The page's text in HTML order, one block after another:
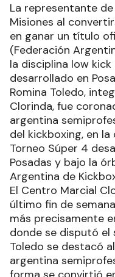
La representante
Misiones al
en ganar un título
(Federación
la disciplina low
desarrollado en
Romina Toledo,
Clorinda, fue
argentina
del kickboxing, en
Torneo Súper 4
Posadas y bajo la
Argentina de
El Centro Marcial
último fin de
más precisamente
donde se disputó el
Toledo se destacó
argentina